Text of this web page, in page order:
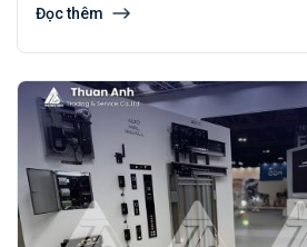
Xem chi tiết
Đọc thêm